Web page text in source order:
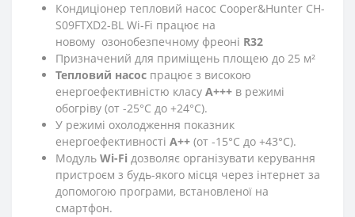
Кондиціонер тепловий насос Cooper&Hunter CH-
S09FTXD2-BL Wi-Fi працює на
новому озонобезпечному фреоні R32
Призначений для приміщень площею до 25 м²
Тепловий насос працює з високою
енергоефективністю класу A+++ в режимі
обогріву (от -25°С до +24°С).
У режимі охолодження показник
енергоефективності A++ (от -15°С до +43°С).
Модуль Wi-Fi дозволяє організувати керування
пристроєм з будь-якого місця через інтернет за
допомогою програми, встановленої на
смартфон.